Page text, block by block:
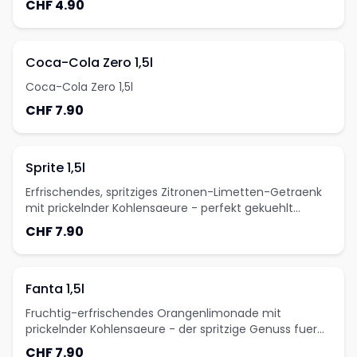
CHF 4.90
Coca-Cola Zero 1,5l
Coca-Cola Zero 1,5l
CHF 7.90
Sprite 1,5l
Erfrischendes, spritziges Zitronen-Limetten-Getraenk
mit prickelnder Kohlensaeure - perfekt gekuehlt
geniessen.
CHF 7.90
Fanta 1,5l
Fruchtig-erfrischendes Orangenlimonade mit
prickelnder Kohlensaeure - der spritzige Genuss fuer
jede Gelegenheit.
CHF 7.90